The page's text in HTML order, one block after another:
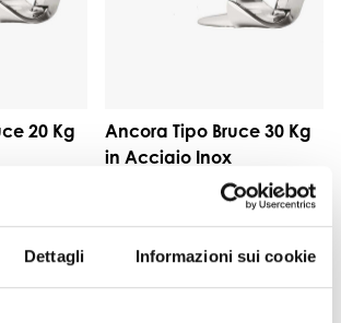
Dettagli Informazioni sui cookie
20 Kg
Ancora Tipo Bruce 30 Kg
in Acciaio Inox
1 varianti